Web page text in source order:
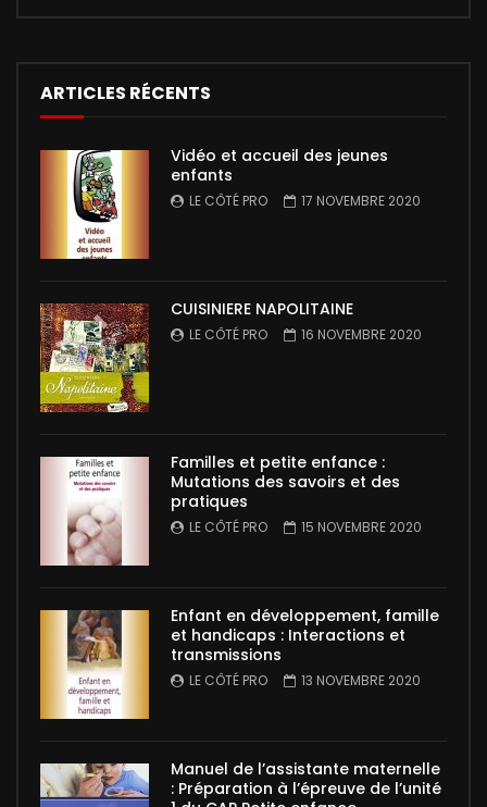
ARTICLES RÉCENTS
Vidéo et accueil des jeunes
enfants
LE CÔTÉ PRO 17 NOVEMBRE 2020
CUISINIERE NAPOLITAINE
LE CÔTÉ PRO 16 NOVEMBRE 2020
Familles et petite enfance :
Mutations des savoirs et des
pratiques
LE CÔTÉ PRO 15 NOVEMBRE 2020
Enfant en développement, famille
et handicaps : Interactions et
transmissions
LE CÔTÉ PRO 13 NOVEMBRE 2020
Manuel de l’assistante maternelle
: Préparation à l’épreuve de l’unité